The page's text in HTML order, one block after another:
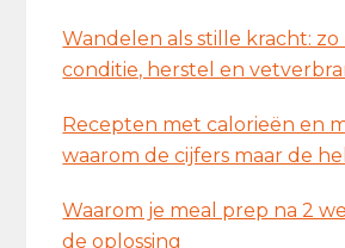
Wandelen als stille kracht:
conditie, herstel en
Recepten met calorieën en
waarom de cijfers maar de
Waarom je meal prep na 2
de oplossing